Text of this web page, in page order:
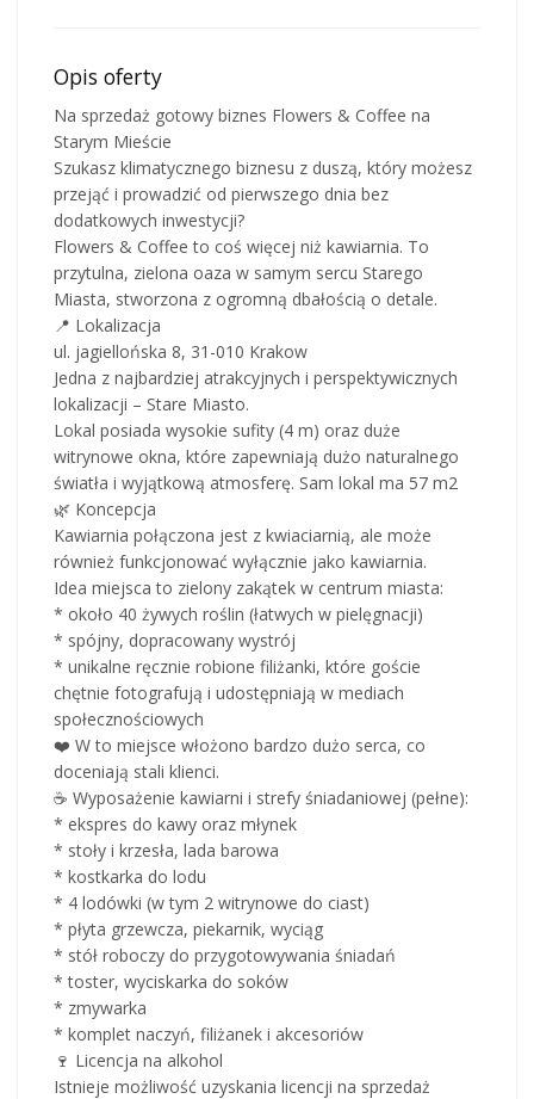
Opis oferty
Na sprzedaż gotowy biznes Flowers & Coffee na
Starym Mieście
Szukasz klimatycznego biznesu z duszą, który możesz
przejąć i prowadzić od pierwszego dnia bez
dodatkowych inwestycji?
Flowers & Coffee to coś więcej niż kawiarnia. To
przytulna, zielona oaza w samym sercu Starego
Miasta, stworzona z ogromną dbałością o detale.
📍 Lokalizacja
ul. jagiellońska 8, 31-010 Krakow
Jedna z najbardziej atrakcyjnych i perspektywicznych
lokalizacji – Stare Miasto.
Lokal posiada wysokie sufity (4 m) oraz duże
witrynowe okna, które zapewniają dużo naturalnego
światła i wyjątkową atmosferę. Sam lokal ma 57 m2
🌿 Koncepcja
Kawiarnia połączona jest z kwiaciarnią, ale może
również funkcjonować wyłącznie jako kawiarnia.
Idea miejsca to zielony zakątek w centrum miasta:
* około 40 żywych roślin (łatwych w pielęgnacji)
* spójny, dopracowany wystrój
* unikalne ręcznie robione filiżanki, które goście
chętnie fotografują i udostępniają w mediach
społecznościowych
❤️ W to miejsce włożono bardzo dużo serca, co
doceniają stali klienci.
☕ Wyposażenie kawiarni i strefy śniadaniowej (pełne):
* ekspres do kawy oraz młynek
* stoły i krzesła, lada barowa
* kostkarka do lodu
* 4 lodówki (w tym 2 witrynowe do ciast)
* płyta grzewcza, piekarnik, wyciąg
* stół roboczy do przygotowywania śniadań
* toster, wyciskarka do soków
* zmywarka
* komplet naczyń, filiżanek i akcesoriów
🍷 Licencja na alkohol
Istnieje możliwość uzyskania licencji na sprzedaż